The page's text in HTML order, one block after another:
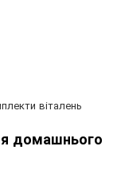
домашнього
віталень